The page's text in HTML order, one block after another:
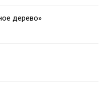
дерево»